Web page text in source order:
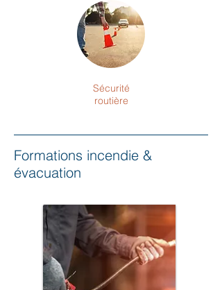
Sécurité
routière
Formations incendie &
évacuation